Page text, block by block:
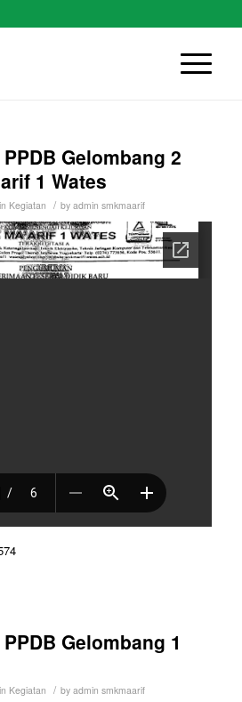
Gelombang 2
1 Wates
in Kegiatan / by admin smkmaarif
Gelombang 1
in Kegiatan / by admin smkmaarif